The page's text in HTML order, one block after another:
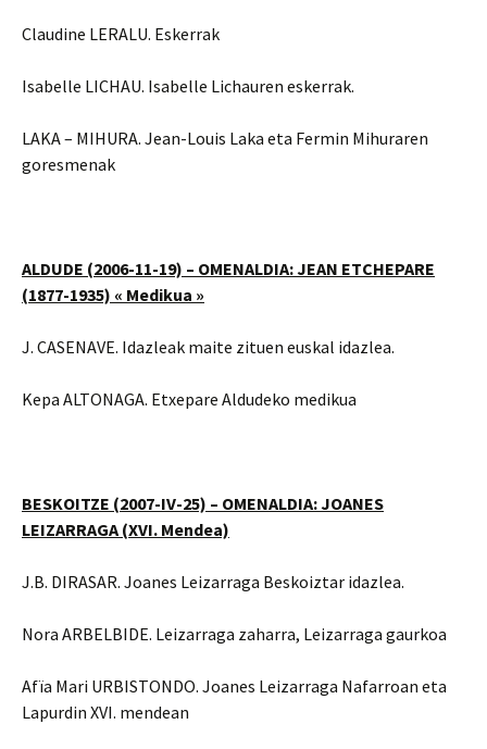
Claudine LERALU. Eskerrak
Isabelle LICHAU. Isabelle Lichauren eskerrak.
LAKA – MIHURA. Jean-Louis Laka eta Fermin Mihuraren
goresmenak
ALDUDE (2006-11-19) – OMENALDIA: JEAN ETCHEPARE
(1877-1935) « Medikua »
J. CASENAVE. Idazleak maite zituen euskal idazlea.
Kepa ALTONAGA. Etxepare Aldudeko medikua
BESKOITZE (2007-IV-25) – OMENALDIA: JOANES
LEIZARRAGA (XVI. Mendea)
J.B. DIRASAR. Joanes Leizarraga Beskoiztar idazlea.
Nora ARBELBIDE. Leizarraga zaharra, Leizarraga gaurkoa
Afïa Mari URBISTONDO. Joanes Leizarraga Nafarroan eta
Lapurdin XVI. mendean